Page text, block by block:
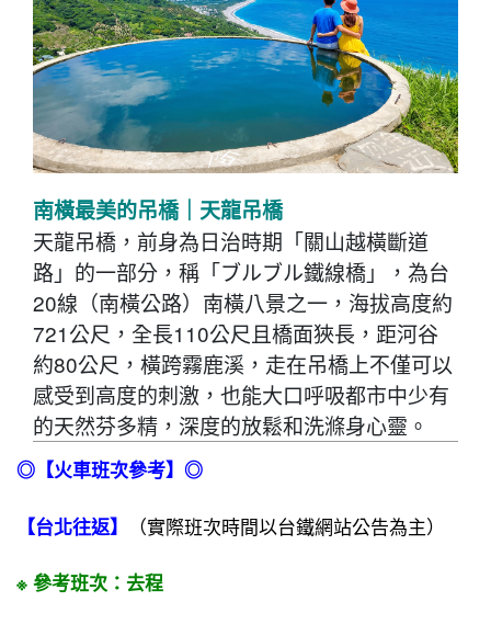
南橫最美的吊橋｜天龍吊橋
天龍吊橋，前身為日治時期「關山越橫斷道
路」的一部分，稱「ブルブル鐵線橋」，為台
20線（南橫公路）南橫八景之一，海拔高度約
721公尺，全長110公尺且橋面狹長，距河谷
約80公尺，橫跨霧鹿溪，走在吊橋上不僅可以
感受到高度的刺激，也能大口呼吸都市中少有
的天然芬多精，深度的放鬆和洗滌身心靈。
◎【火車班次參考】◎
【台北往返】 （實際班次時間以台鐵網站公告為主）
※ 參考班次：去程